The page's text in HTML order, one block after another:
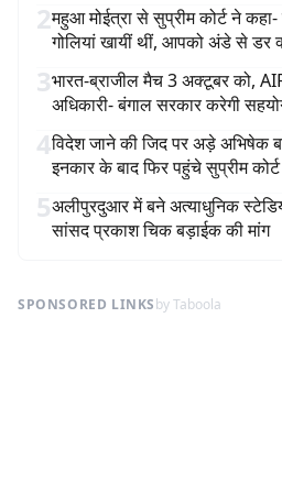
2महुआ मोईत्रा से सुप्रीम कोर्ट ने
गोलियां खायीं थीं, आपको अंडे से डर
3भारत-ब्राजील मैच 3 अक्टूबर को,
अधिकारी- बंगाल सरकार करेगी
4विदेश जाने की जिद पर अड़े अभिषेक
इनकार के बाद फिर पहुंचे सुप्रीम कोर्ट
5अलीपुरदुआर में बने अत्याधुनिक
सांसद प्रकाश चिक बड़ाईक की मांग
SPONSORED LINKSby Taboola